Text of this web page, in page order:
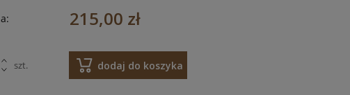
215,00 zł
szt. dodaj do koszyka